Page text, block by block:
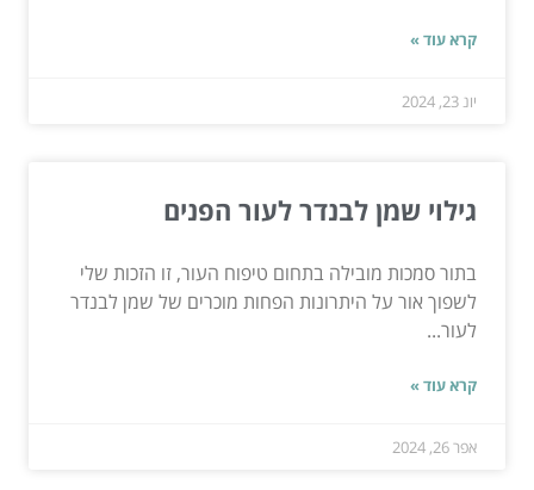
קרא עוד »
יונ 23, 2024
גילוי שמן לבנדר לעור הפנים
בתור סמכות מובילה בתחום טיפוח העור, זו הזכות שלי
לשפוך אור על היתרונות הפחות מוכרים של שמן לבנדר
לעור...
קרא עוד »
אפר 26, 2024